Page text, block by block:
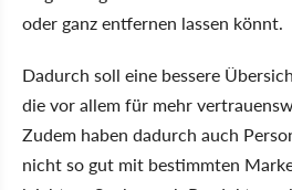
oder ganz entfernen lassen könnt.
Dadurch soll eine bessere
die vor allem für mehr
Zudem haben dadurch auch
nicht so gut mit bestimmten